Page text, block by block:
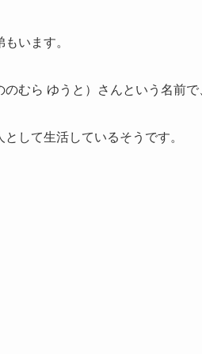
います。
のむら ゆうと）さんという名前で
として生活しているそうです。